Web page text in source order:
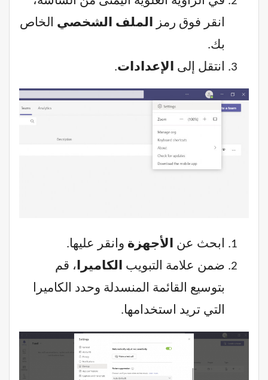
انقر فوق رمز الملف الشخصي الخاص
بك.
انتقل إلى الإعدادات.
ابحث عن الأجهزة وانقر عليها.
ضمن علامة التبويب
الكاميرا ، قم
بتوسيع القائمة المنسدلة وحدد الكاميرا
التي تريد استخدامها.